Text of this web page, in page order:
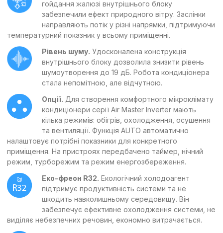
гойдання жалюзі внутрішнього блоку
забезпечили ефект природного вітру. Заслінки
направляють потік у різні напрямки, підтримуючи
температурний показник у всьому приміщенні.
Рівень шуму. Удосконалена конструкція
внутрішнього блоку дозволила знизити рівень
шумоутворення до 19 дБ. Робота кондиціонера
стала непомітною, але відчутною.
Опції. Для створення комфортного мікроклімату
кондиціонери серії Air Master Inverter мають
кілька режимів: обігрів, охолодження, осушення
та вентиляції. Функція AUTO автоматично
налаштовує потрібні показники для конкретного
приміщення. На пристроях передбачено таймер, нічний
режим, турборежим та режим енергозбереження.
Еко-фреон R32. Екологічний холодоагент
підтримує продуктивність системи та не
шкодить навколишньому середовищу. Він
забезпечує ефективне охолодження системи, не
виділяє небезпечних речовин, економно витрачається.